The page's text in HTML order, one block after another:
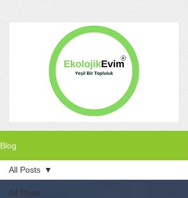
Blog
All Posts
All Posts